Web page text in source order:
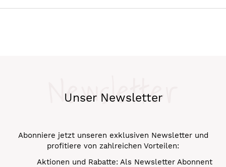
Unser Newsletter
Newsletter
Abonniere jetzt unseren exklusiven Newsletter und
profitiere von zahlreichen Vorteilen:
Aktionen und Rabatte: Als Newsletter Abonnent